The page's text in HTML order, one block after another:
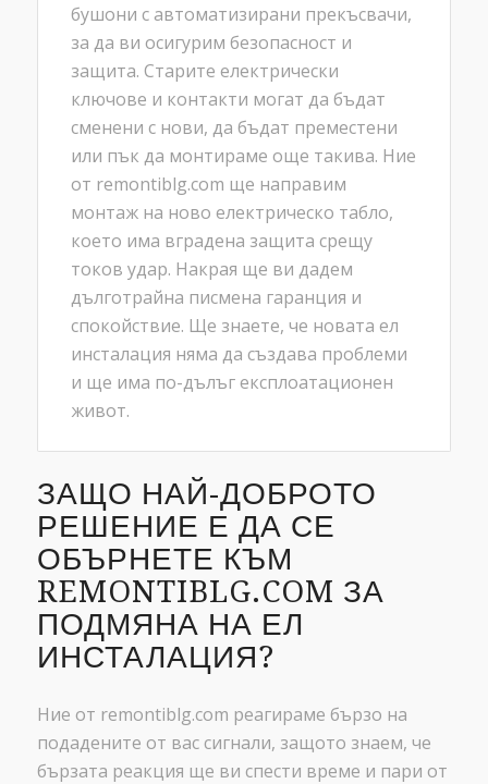
бушони с автоматизирани прекъсвачи,
за да ви осигурим безопасност и
защита. Старите електрически
ключове и контакти могат да бъдат
сменени с нови, да бъдат преместени
или пък да монтираме още такива. Ние
от remontiblg.com ще направим
монтаж на ново електрическо табло,
което има вградена защита срещу
токов удар. Накрая ще ви дадем
дълготрайна писмена гаранция и
спокойствие. Ще знаете, че новата ел
инсталация няма да създава проблеми
и ще има по-дълъг експлоатационен
живот.
ЗАЩО НАЙ-ДОБРОТО
РЕШЕНИЕ Е ДА СЕ
ОБЪРНЕТЕ КЪМ
REMONTIBLG.COM ЗА
ПОДМЯНА НА ЕЛ
ИНСТАЛАЦИЯ?
Ние от remontiblg.com реагираме бързо на
подадените от вас сигнали, защото знаем, че
бързата реакция ще ви спести време и пари от